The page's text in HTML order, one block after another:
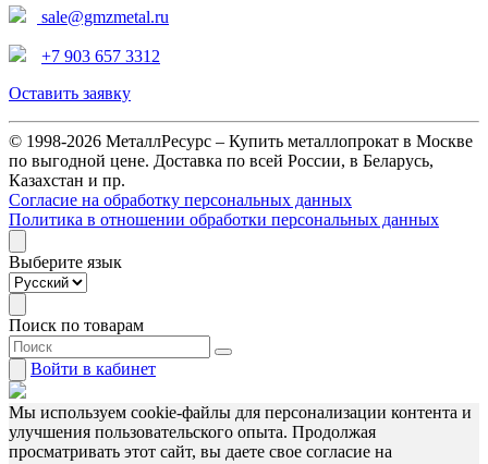
sale@gmzmetal.ru
+7 903 657 3312
Оставить заявку
© 1998-2026 МеталлРесурс – Купить металлопрокат в Москве
по выгодной цене. Доставка по всей России, в Беларусь,
Казахстан и пр.
Согласие на обработку персональных данных
Политика в отношении обработки персональных данных
Выберите язык
Поиск по товарам
Войти в кабинет
Мы используем cookie-файлы для персонализации контента и
улучшения пользовательского опыта. Продолжая
просматривать этот сайт, вы даете свое согласие на